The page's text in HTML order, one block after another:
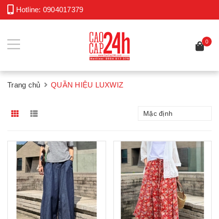
Hotline: 0904017379
0
Trang chủ QUẦN HIỆU LUXWIZ
Mặc định